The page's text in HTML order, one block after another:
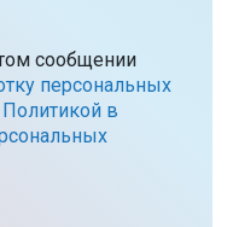
сообщении
персональных
Политикой в